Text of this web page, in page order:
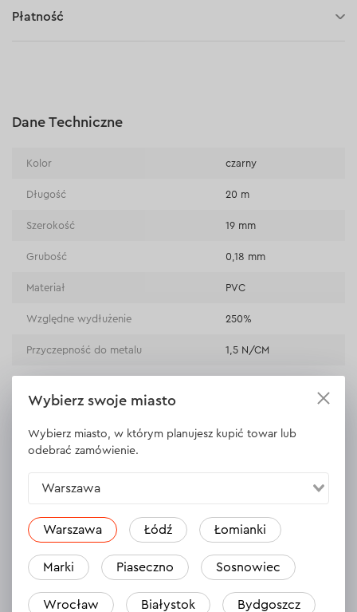
Płatność
Płatność na rachunek bieżący (przelew tradycyjny)
Dane Techniczne
Kolor czarny
Długość 20 m
Szerokość 19 mm
Grubość 0,18 mm
Materiał PVC
Względne wydłużenie 250%
Przyczepność do metalu 1,5 N/CM
Zostaw opinię
Opinie
Wybierz swoje miasto
Wybierz miasto, w którym planujesz kupić towar lub
odebrać zamówienie.
Warszawa
Warszawa Łódź Łomianki
Marki Piaseczno Sosnowiec
Wrocław Białystok Bydgoszcz